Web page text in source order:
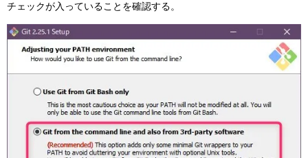
チェックが入っていることを確認する。